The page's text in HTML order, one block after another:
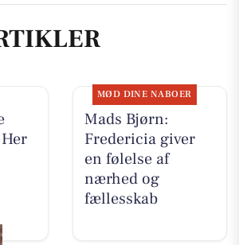
MØD DINE NABOER
Mads Bjørn:
Fredericia giver
en følelse af
nærhed og
fællesskab